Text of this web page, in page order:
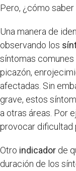
Pero, ¿cómo
Una manera de
observando los
síntomas
picazón,
afectadas. Sin
grave, estos
a otras áreas. Por
provocar dificultad
Otro indicador de
duración de los